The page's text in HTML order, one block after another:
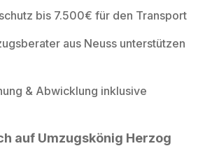
bis 7.500€ für den Transport
aus Neuss unterstützen
& Abwicklung inklusive
auf Umzugskönig Herzog